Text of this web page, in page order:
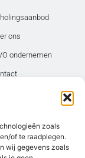
zoals
of te raadplegen.
wij gegevens zoals
ons
ondernemen
Actief is CRKBO-